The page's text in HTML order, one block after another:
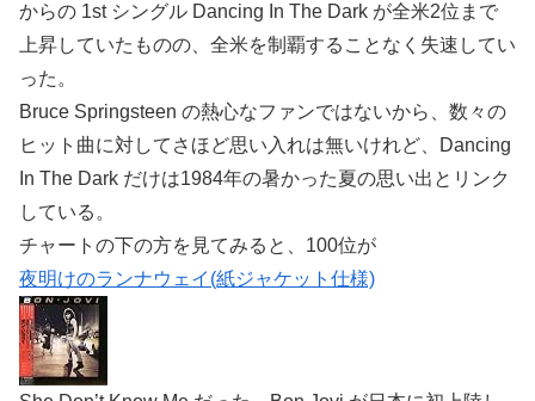
からの 1st シングル Dancing In The Dark が全米2位まで
上昇していたものの、全米を制覇することなく失速してい
った。
Bruce Springsteen の熱心なファンではないから、数々の
ヒット曲に対してさほど思い入れは無いけれど、Dancing
In The Dark だけは1984年の暑かった夏の思い出とリンク
している。
チャートの下の方を見てみると、100位が
夜明けのランナウェイ(紙ジャケット仕様)